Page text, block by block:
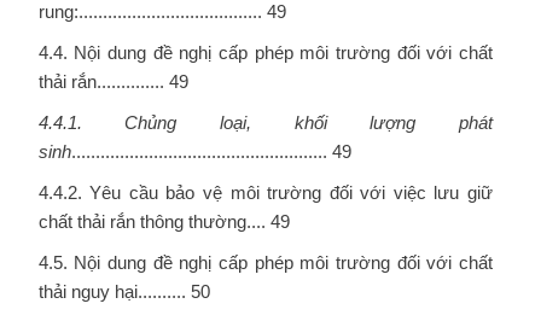
rung:...................................... 49
4.4. Nội dung đề nghị cấp phép môi trường đối với chất
thải rắn.............. 49
4.4.1. Chủng loại, khối lượng phát
sinh..................................................... 49
4.4.2. Yêu cầu bảo vệ môi trường đối với việc lưu giữ
chất thải rắn thông thường.... 49
4.5. Nội dung đề nghị cấp phép môi trường đối với chất
thải nguy hại.......... 50